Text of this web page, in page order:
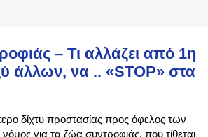
– Τι αλλάζει από 1η
άλλων, να .. «STOP» στα
δίχτυ προστασίας προς όφελος των
για τα ζώα συντροφιάς, που τίθεται